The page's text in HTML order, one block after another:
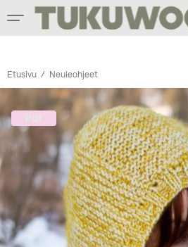
Etusivu / Neuleohjeet